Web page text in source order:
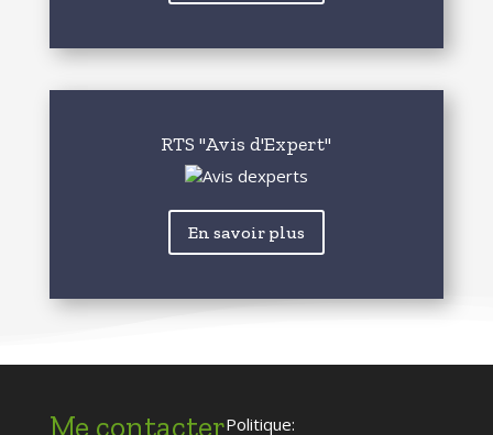
RTS "Avis d'Expert"
En savoir plus
Me contacterPolitique: